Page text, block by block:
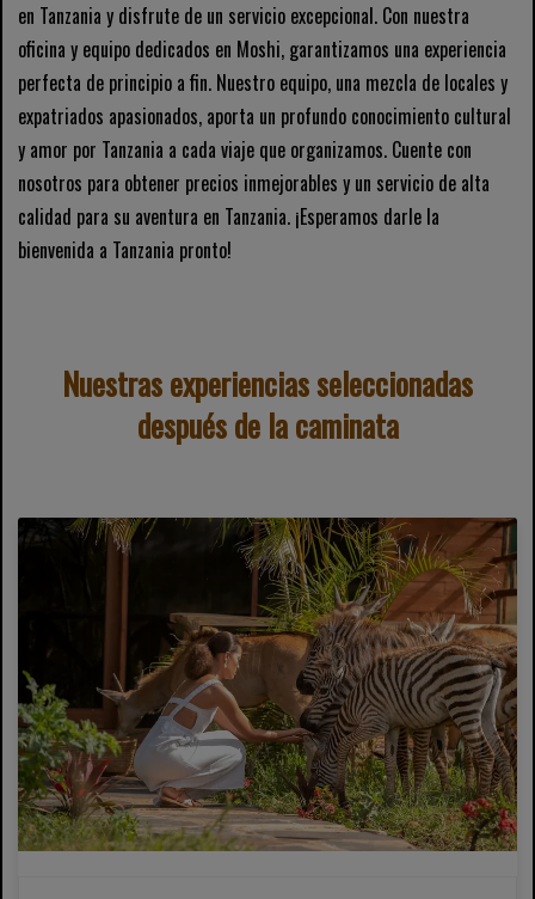
en Tanzania y disfrute de un servicio excepcional. Con nuestra
oficina y equipo dedicados en Moshi, garantizamos una experiencia
perfecta de principio a fin. Nuestro equipo, una mezcla de locales y
expatriados apasionados, aporta un profundo conocimiento cultural
y amor por Tanzania a cada viaje que organizamos. Cuente con
nosotros para obtener precios inmejorables y un servicio de alta
calidad para su aventura en Tanzania. ¡Esperamos darle la
bienvenida a Tanzania pronto!
Nuestras experiencias seleccionadas
después de la caminata